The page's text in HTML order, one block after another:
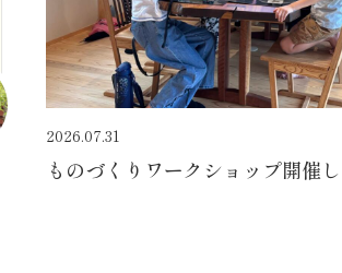
2026.07.31
ものづくりワークショップ開催